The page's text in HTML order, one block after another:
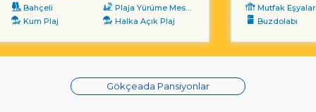
Bahçeli
Plaja Yürüme Mesafesi
Kum Plaj
Halka Açık Plaj
Mutfak
Buzdolabı
Gökçeada Pansiyonlar